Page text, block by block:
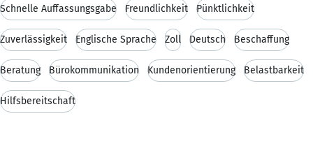
Schnelle Auffassungsgabe Freundlichkeit Pünktlichkeit
Zuverlässigkeit Englische Sprache Zoll Deutsch Beschaffung
Beratung Bürokommunikation Kundenorientierung Belastbarkeit
Hilfsbereitschaft